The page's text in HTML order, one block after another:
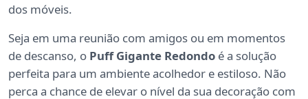
dos móveis.
Seja em uma reunião com amigos ou em momentos
de descanso, o Puff Gigante Redondo é a solução
perfeita para um ambiente acolhedor e estiloso. Não
perca a chance de elevar o nível da sua decoração com